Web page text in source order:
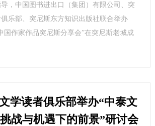
，中国图书进出口（集团）有限公司、突
乐部、突尼斯东方知识出版社联合举办
作家作品突尼斯分享会”在突尼斯老城成
学读者俱乐部举办“中泰文
战与机遇下的前景”研讨会